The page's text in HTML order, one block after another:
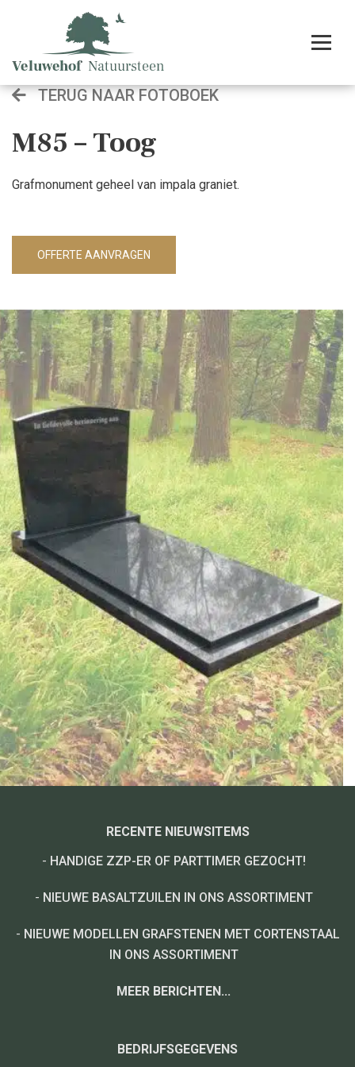
TERUG NAAR FOTOBOEK
M85 – Toog
Grafmonument geheel van impala graniet.
OFFERTE AANVRAGEN
BEDRIJFSGEGEVENS
RECENTE NIEUWSITEMS
- HANDIGE ZZP-ER OF PARTTIMER GEZOCHT!
- NIEUWE BASALTZUILEN IN ONS ASSORTIMENT
- NIEUWE MODELLEN GRAFSTENEN MET CORTENSTAAL
IN ONS ASSORTIMENT
MEER BERICHTEN...